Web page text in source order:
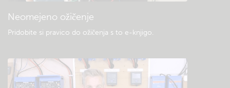
Neomejeno ožičenje
Pridobite si pravico do ožičenja s to e-knjigo.